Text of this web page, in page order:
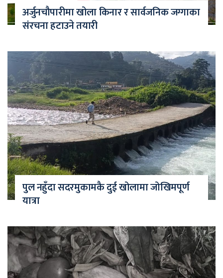
अर्जुनचौपारीमा खोला किनार र सार्वजनिक जग्गाका
संरचना हटाउने तयारी
पुल नहुँदा सदरमुकामकै दुई खोलामा जोखिमपूर्ण
यात्रा